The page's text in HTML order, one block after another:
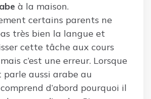
à la maison.
certains parents ne
très bien la langue et
cette tâche aux cours
c’est une erreur. Lorsque
aussi arabe au
d’abord pourquoi il